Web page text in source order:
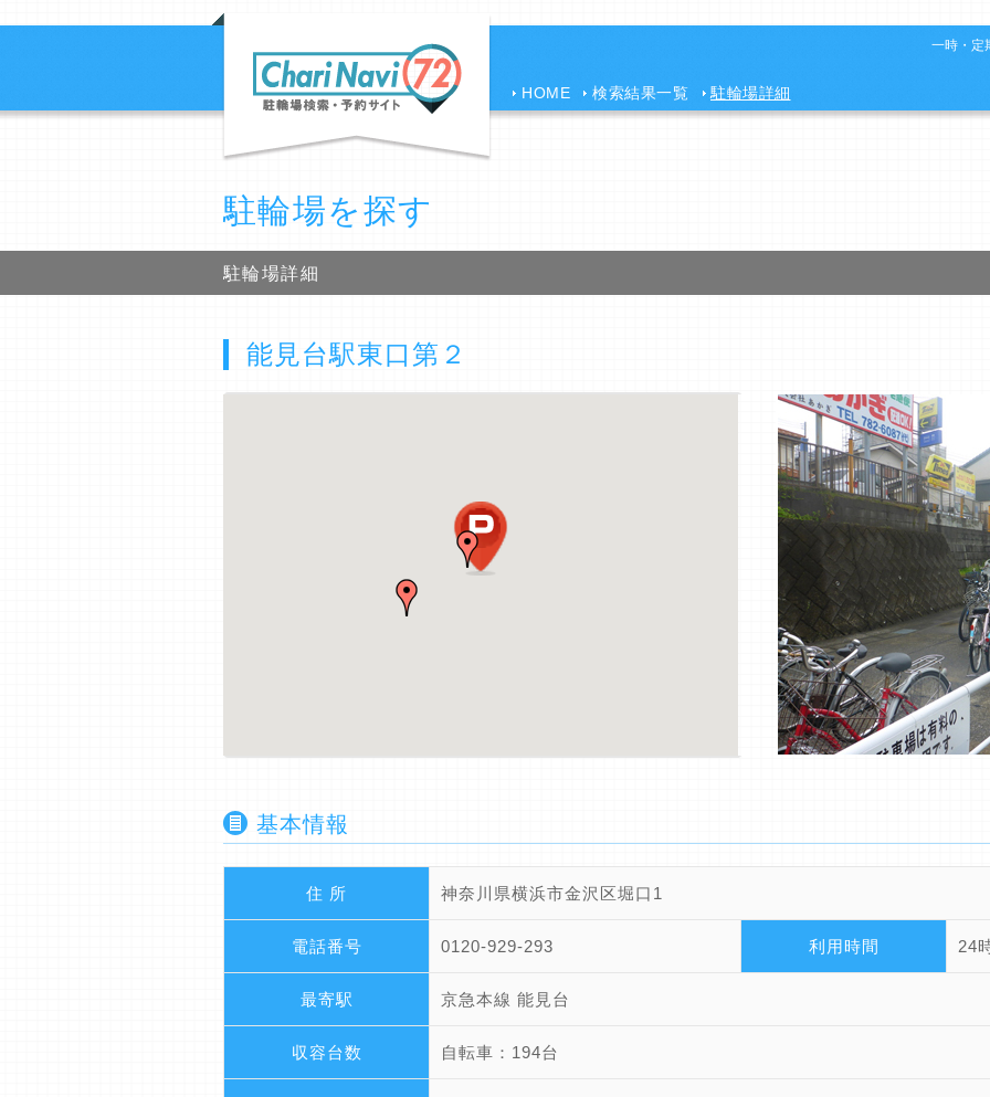
一時・定
HOME 検索結果一覧 駐輪場詳細
駐輪場を探す
駐輪場詳細
能見台駅東口第２
基本情報
住 所 神奈川県横浜市金沢区堀口1
電話番号 0120-929-293 利用時間 24
最寄駅 京急本線 能見台
収容台数 自転車：194台